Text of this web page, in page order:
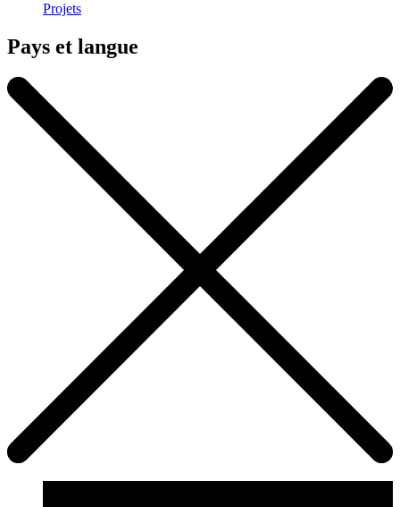
Projets
Pays et langue